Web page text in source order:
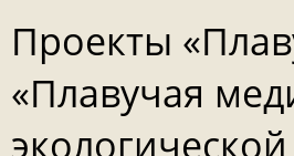
Проекты
«Плавучая